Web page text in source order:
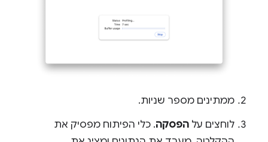
ממתינים מספר שניות.
לוחצים על הפסקה. כלי הפיתוח מפסיק את